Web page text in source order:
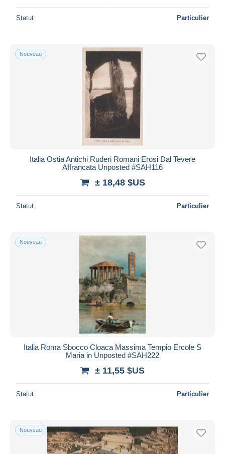
Statut Particulier
Nouveau
Italia Ostia Antichi Ruderi Romani Erosi Dal Tevere
Affrancata Unposted #SAH116
± 18,48 $US
Statut Particulier
Nouveau
Italia Roma Sbocco Cloaca Massima Tempio Ercole S
Maria in Unposted #SAH222
± 11,55 $US
Statut Particulier
Nouveau